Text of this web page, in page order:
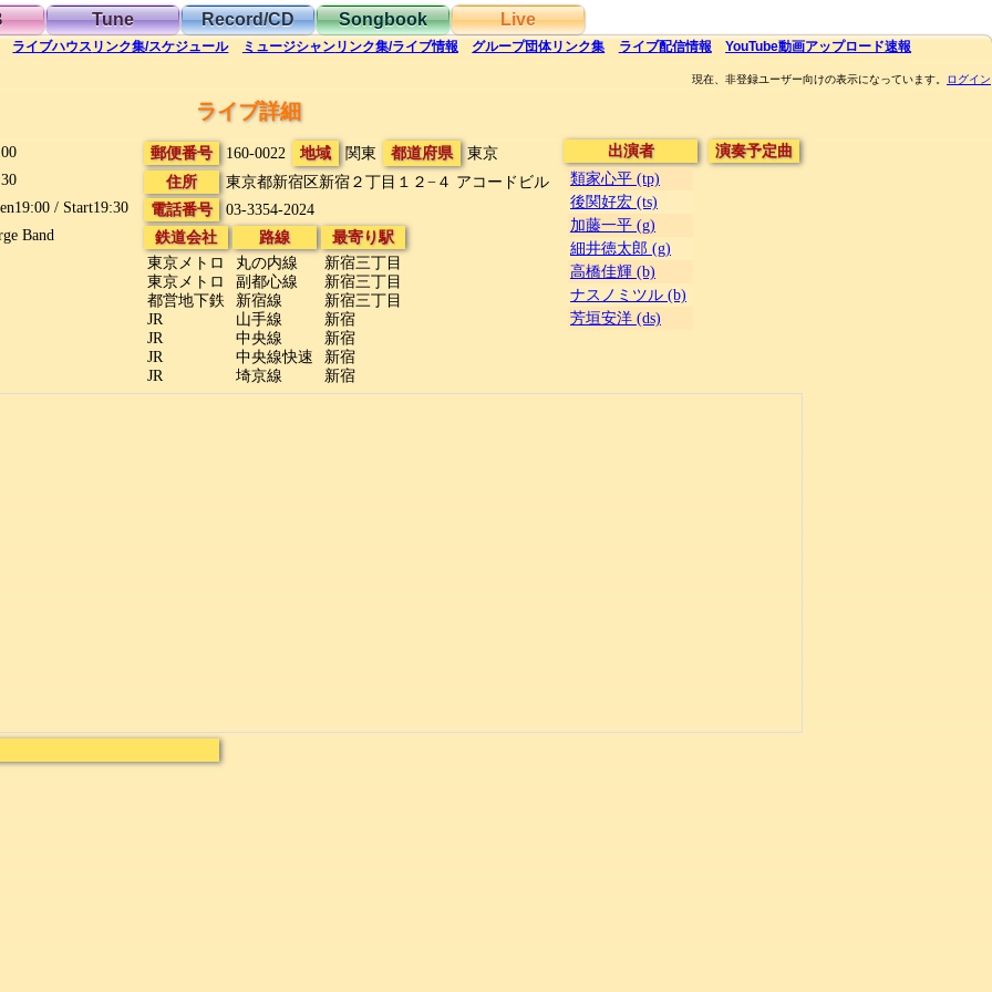
Tune Record/CD Songbook Live
ライブハウス リンク集/スケジュール ミュージシャンリンク集/ライブ情報 グループ団体リンク集 ライブ配信情報 YouTube動画アップロード速報
現在、非登録ユーザー向けの表示になっています。 ログイン
ライブ詳細
/ Start19:30
Band
郵便番号 160-0022 地域 関東 都道府県
東京
住所
東京都新宿区新宿２丁目１２−４ アコードビル
電話番号
03-3354-2024
鉄道会社
東京メトロ
東京メトロ
都営地下鉄
JR
JR
JR
JR
路線
丸の内線
副都心線
新宿線
山手線
中央線
中央線快速
埼京線
最寄り駅
新宿三丁目
新宿三丁目
新宿三丁目
新宿
新宿
新宿
新宿
出演者
類家心平 (tp)
後関好宏 (ts)
加藤一平 (g)
細井徳太郎 (g)
高橋佳輝 (b)
ナスノミツル (b)
芳垣安洋 (ds)
演奏予定曲